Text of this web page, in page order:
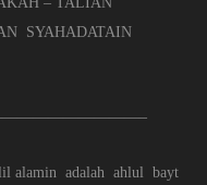
SYAHADATAIN
alamin adalah ahlul bayt